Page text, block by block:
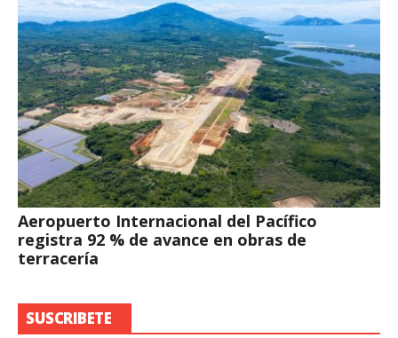
Aeropuerto Internacional del Pacífico
registra 92 % de avance en obras de
terracería
SUSCRIBETE